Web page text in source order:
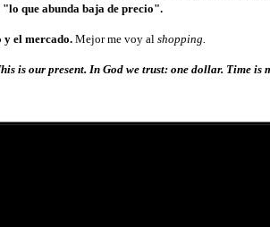
"lo que abunda baja de precio".
y el mercado. Mejor me voy al shopping.
is our present. In God we trust: one dollar. Time is